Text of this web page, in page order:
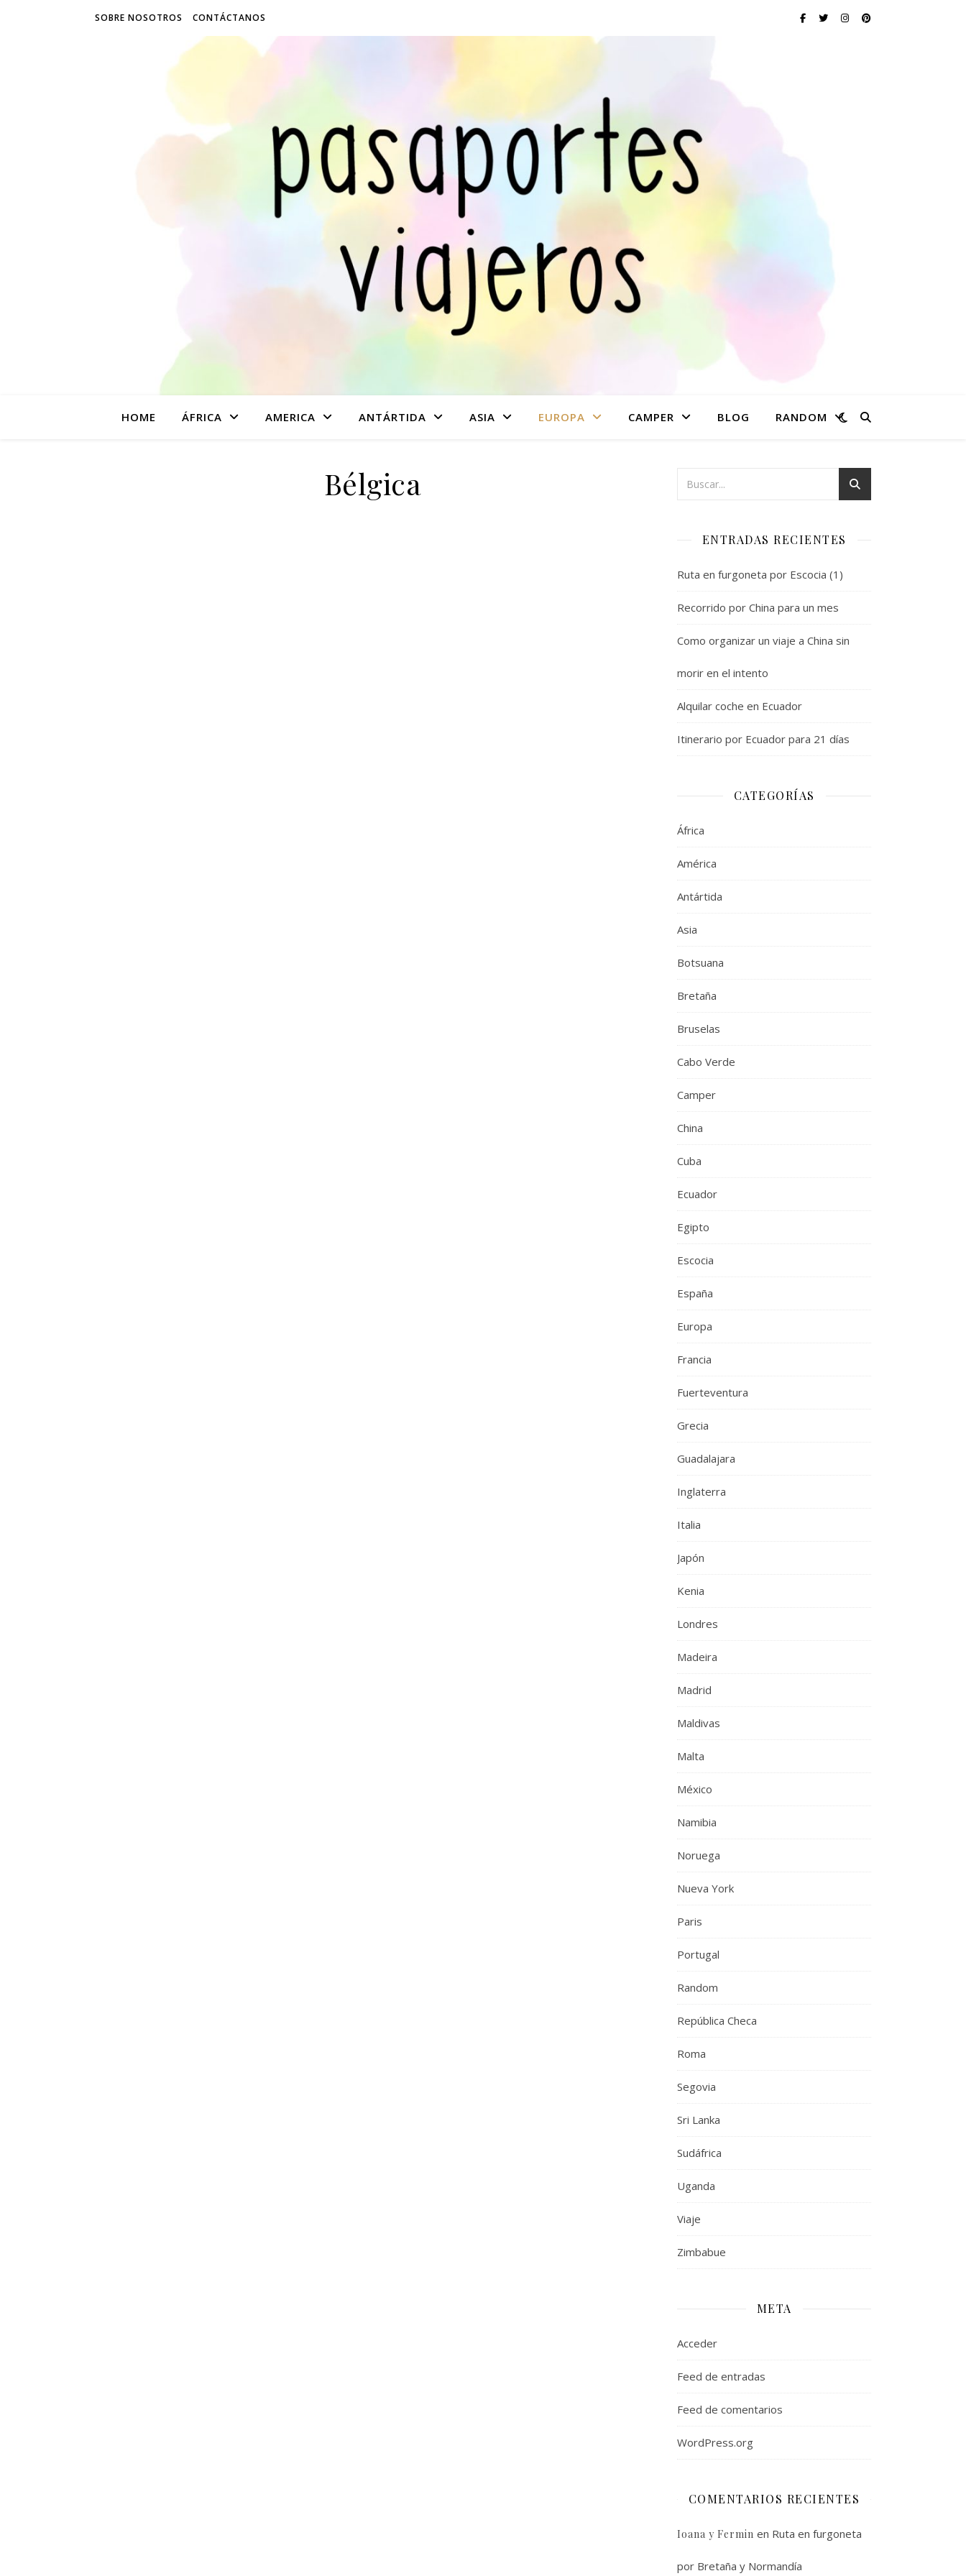
SOBRE NOSOTROS CONTÁCTANOS
HOME ÁFRICA AMERICA ANTÁRTIDA ASIA EUROPA CAMPER BLOG RANDOM
Bélgica
ENTRADAS RECIENTES
Ruta en furgoneta por Escocia (1)
Recorrido por China para un mes
Como organizar un viaje a China sin
morir en el intento
Alquilar coche en Ecuador
Itinerario por Ecuador para 21 días
CATEGORÍAS
África
América
Antártida
Asia
Botsuana
Bretaña
Bruselas
Cabo Verde
Camper
China
Cuba
Ecuador
Egipto
Escocia
España
Europa
Francia
Fuerteventura
Grecia
Guadalajara
Inglaterra
Italia
Japón
Kenia
Londres
Madeira
Madrid
Maldivas
Malta
México
Namibia
Noruega
Nueva York
Paris
Portugal
Random
República Checa
Roma
Segovia
Sri Lanka
Sudáfrica
Uganda
Viaje
Zimbabue
META
Acceder
Feed de entradas
Feed de comentarios
WordPress.org
COMENTARIOS RECIENTES
Ioana y Fermin en Ruta en furgoneta
por Bretaña y Normandía